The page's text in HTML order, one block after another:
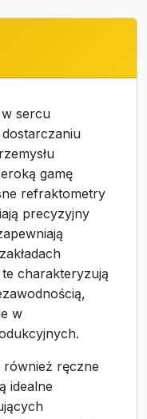
sercu
gamę
refraktometry
precyzyjny
charakteryzują
w
również ręczne
idealne